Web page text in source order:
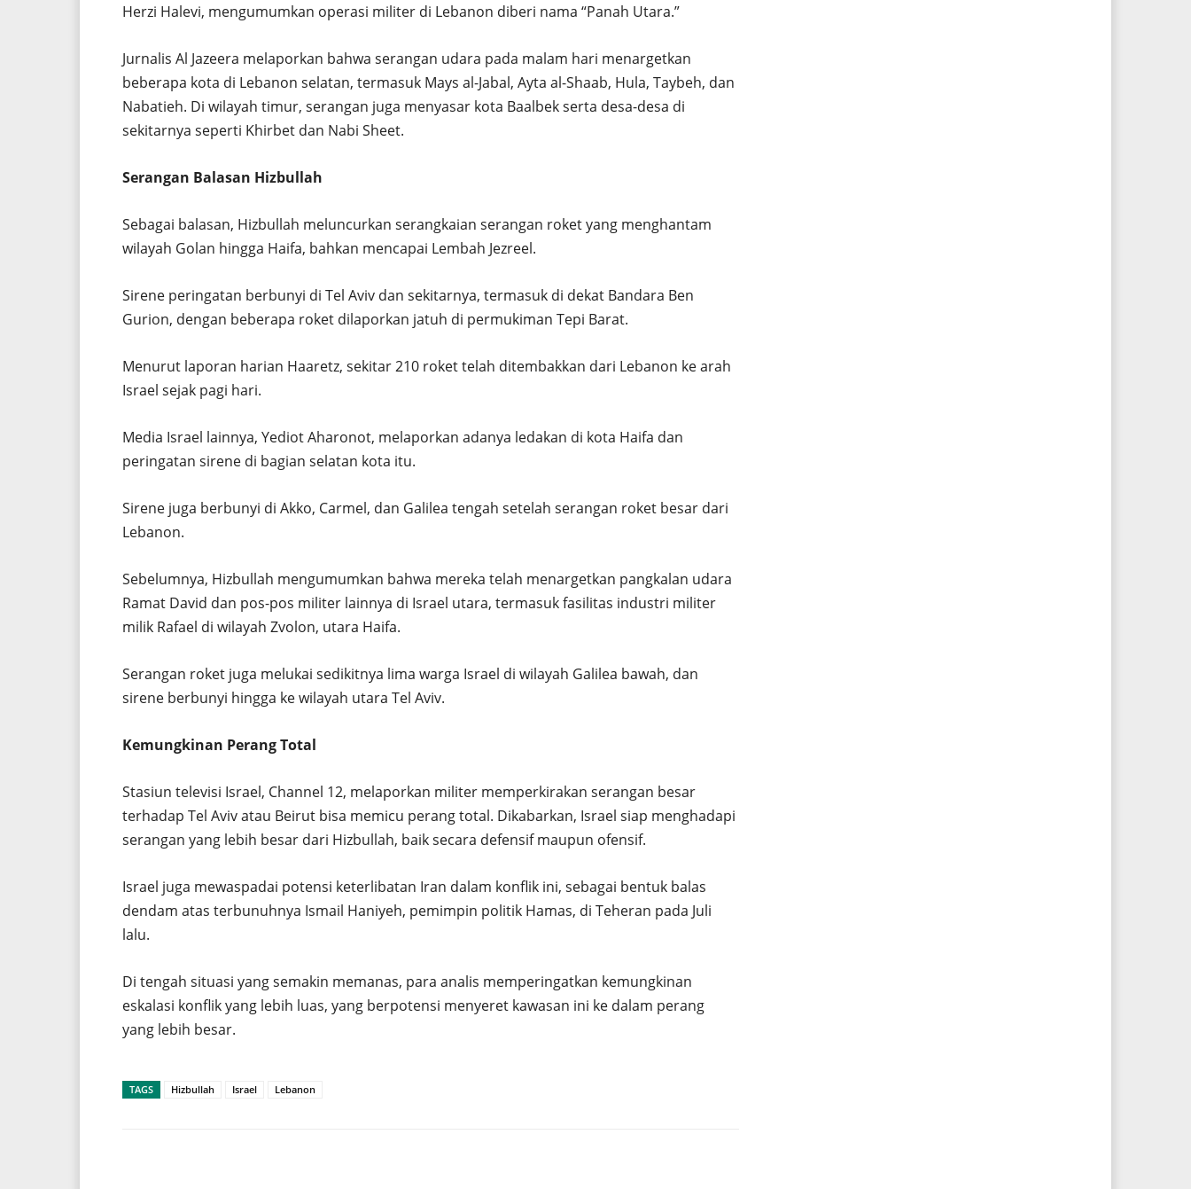
Herzi Halevi, mengumumkan operasi militer di Lebanon diberi nama “Panah Utara.”
Jurnalis Al Jazeera melaporkan bahwa serangan udara pada malam hari menargetkan
beberapa kota di Lebanon selatan, termasuk Mays al-Jabal, Ayta al-Shaab, Hula, Taybeh, dan
Nabatieh. Di wilayah timur, serangan juga menyasar kota Baalbek serta desa-desa di
sekitarnya seperti Khirbet dan Nabi Sheet.
Serangan Balasan Hizbullah
Sebagai balasan, Hizbullah meluncurkan serangkaian serangan roket yang menghantam
wilayah Golan hingga Haifa, bahkan mencapai Lembah Jezreel.
Sirene peringatan berbunyi di Tel Aviv dan sekitarnya, termasuk di dekat Bandara Ben
Gurion, dengan beberapa roket dilaporkan jatuh di permukiman Tepi Barat.
Menurut laporan harian Haaretz, sekitar 210 roket telah ditembakkan dari Lebanon ke arah
Israel sejak pagi hari.
Media Israel lainnya, Yediot Aharonot, melaporkan adanya ledakan di kota Haifa dan
peringatan sirene di bagian selatan kota itu.
Sirene juga berbunyi di Akko, Carmel, dan Galilea tengah setelah serangan roket besar dari
Lebanon.
Sebelumnya, Hizbullah mengumumkan bahwa mereka telah menargetkan pangkalan udara
Ramat David dan pos-pos militer lainnya di Israel utara, termasuk fasilitas industri militer
milik Rafael di wilayah Zvolon, utara Haifa.
Serangan roket juga melukai sedikitnya lima warga Israel di wilayah Galilea bawah, dan
sirene berbunyi hingga ke wilayah utara Tel Aviv.
Kemungkinan Perang Total
Stasiun televisi Israel, Channel 12, melaporkan militer memperkirakan serangan besar
terhadap Tel Aviv atau Beirut bisa memicu perang total. Dikabarkan, Israel siap menghadapi
serangan yang lebih besar dari Hizbullah, baik secara defensif maupun ofensif.
Israel juga mewaspadai potensi keterlibatan Iran dalam konflik ini, sebagai bentuk balas
dendam atas terbunuhnya Ismail Haniyeh, pemimpin politik Hamas, di Teheran pada Juli
lalu.
Di tengah situasi yang semakin memanas, para analis memperingatkan kemungkinan
eskalasi konflik yang lebih luas, yang berpotensi menyeret kawasan ini ke dalam perang
yang lebih besar.
TAGS Hizbullah Israel Lebanon